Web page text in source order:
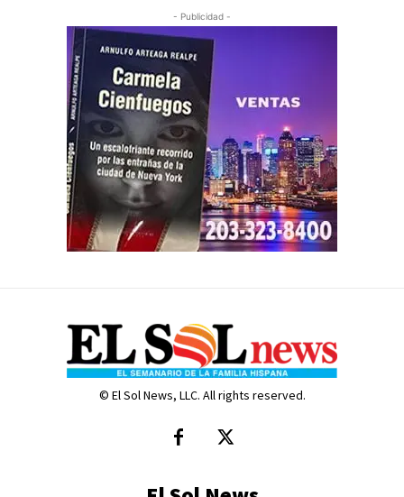
- Publicidad -
© El Sol News, LLC. All rights reserved.